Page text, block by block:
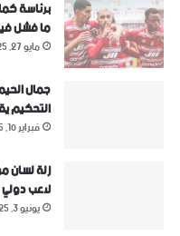
برئاسة
ما فشل
مايو 27, 2025
جمال
التحكيم
فبراير 10, 2025
زلة لسان
لاعب دولي
يونيو 3, 2025